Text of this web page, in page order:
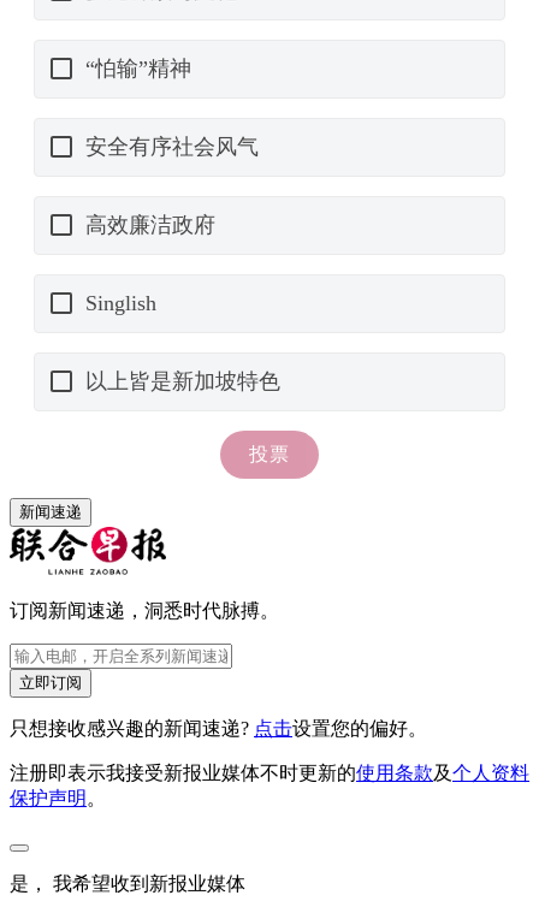
新闻速递
订阅新闻速递，洞悉时代脉搏。
立即订阅
只想接收感兴趣的新闻速递? 点击设置您的偏好。
注册即表示我接受新报业媒体不时更新的使用条款及个人资料
保护声明 。
是， 我希望收到新报业媒体